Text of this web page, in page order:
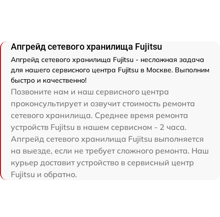
Апгрейд сетевого хранилища Fujitsu
Апгрейд сетевого хранилища Fujitsu - несложная задача
для нашего сервисного центра Fujitsu в Москве. Выполним
быстро и качественно!
Позвоните нам и наш сервисного центра
проконсультирует и озвучит стоимость ремонта
сетевого хранилища. Среднее время ремонта
устройств Fujitsu в нашем сервисном - 2 часа.
Апгрейд сетевого хранилища Fujitsu выполняется
на выезде, если не требует сложного ремонта. Наш
курьер доставит устройство в сервисный центр
Fujitsu и обратно.